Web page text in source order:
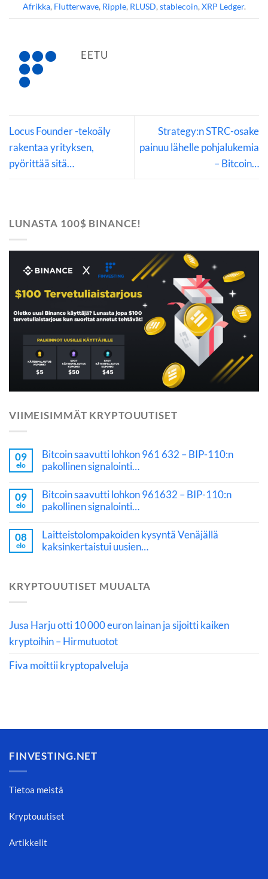
Afrikka, Flutterwave, Ripple, RLUSD, stablecoin, XRP Ledger.
EETU
Locus Founder -tekoäly
rakentaa yrityksen,
pyörittää sitä…
Strategy:n STRC-osake
painuu lähelle pohjalukemia
– Bitcoin…
LUNASTA 100$ BINANCE!
VIIMEISIMMÄT KRYPTOUUTISET
09
elo
Bitcoin saavutti lohkon 961 632 – BIP-110:n
pakollinen signalointi…
09
elo
Bitcoin saavutti lohkon 961632 – BIP-110:n
pakollinen signalointi…
08
elo
Laitteistolompakoiden kysyntä Venäjällä
kaksinkertaistui uusien…
KRYPTOUUTISET MUUALTA
Jusa Harju otti 10 000 euron lainan ja sijoitti kaiken
kryptoihin – Hirmutuotot
Fiva moittii kryptopalveluja
FINVESTING.NET
Tietoa meistä
Kryptouutiset
Artikkelit